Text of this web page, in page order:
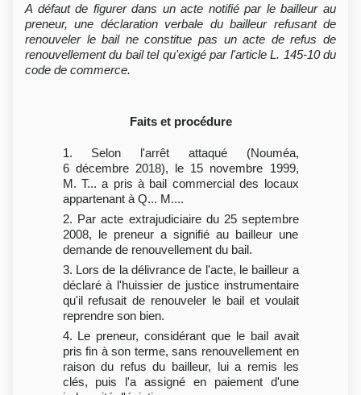
A défaut de figurer dans un acte notifié par le bailleur au
preneur, une déclaration verbale du bailleur refusant de
renouveler le bail ne constitue pas un acte de refus de
renouvellement du bail tel qu'exigé par l'article L. 145-10 du
code de commerce.
Faits et procédure
1. Selon l'arrêt attaqué (Nouméa,
6 décembre 2018), le 15 novembre 1999,
M. T... a pris à bail commercial des locaux
appartenant à Q... M....
2. Par acte extrajudiciaire du 25 septembre
2008, le preneur a signifié au bailleur une
demande de renouvellement du bail.
3. Lors de la délivrance de l'acte, le bailleur a
déclaré à l'huissier de justice instrumentaire
qu'il refusait de renouveler le bail et voulait
reprendre son bien.
4. Le preneur, considérant que le bail avait
pris fin à son terme, sans renouvellement en
raison du refus du bailleur, lui a remis les
clés, puis l'a assigné en paiement d'une